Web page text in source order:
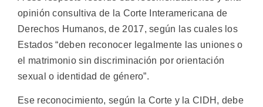
opinión consultiva de la Corte Interamericana de
Derechos Humanos, de 2017, según las cuales los
Estados “deben reconocer legalmente las uniones o
el matrimonio sin discriminación por orientación
sexual o identidad de género”.
Ese reconocimiento, según la Corte y la CIDH, debe